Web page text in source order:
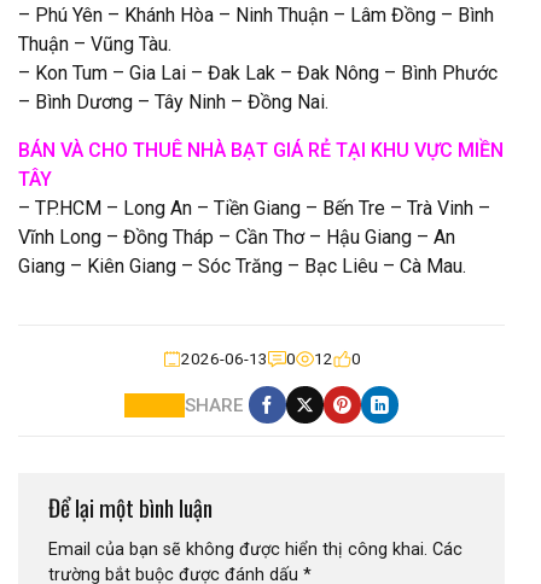
– Phú Yên – Khánh Hòa – Ninh Thuận – Lâm Đồng – Bình
Thuận – Vũng Tàu.
– Kon Tum – Gia Lai – Đak Lak – Đak Nông – Bình Phước
– Bình Dương – Tây Ninh – Đồng Nai.
BÁN VÀ CHO THUÊ NHÀ BẠT GIÁ RẺ TẠI KHU VỰC MIỀN
TÂY
– TP.HCM – Long An – Tiền Giang – Bến Tre – Trà Vinh –
Vĩnh Long – Đồng Tháp – Cần Thơ – Hậu Giang – An
Giang – Kiên Giang – Sóc Trăng – Bạc Liêu – Cà Mau.
2026-06-13 0 12 0
SHARE
Để lại một bình luận
Email của bạn sẽ không được hiển thị công khai. Các
trường bắt buộc được đánh dấu *